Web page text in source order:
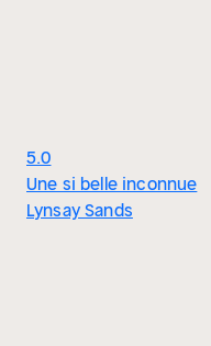
5.0
Une si belle inconnue
Lynsay Sands